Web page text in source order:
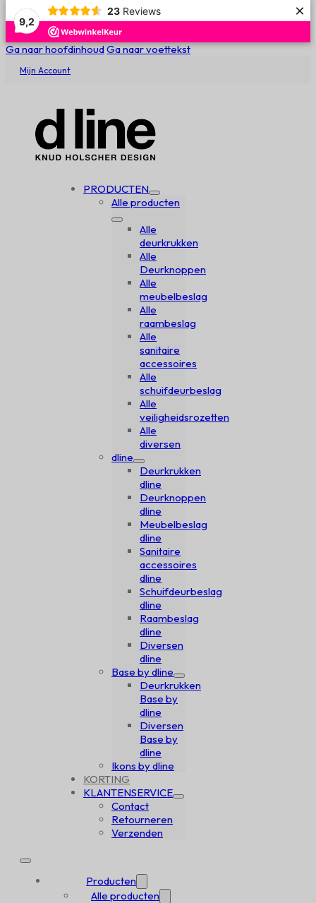
9,2
23 Reviews ×
Ga naar hoofdinhoudGa naar voettekst
Mijn Account
PRODUCTEN
Alle producten
Alle
deurkrukken
Alle
Deurknoppen
Alle
meubelbeslag
Alle
raambeslag
Alle
sanitaire
accessoires
Alle
schuifdeurbeslag
Alle
veiligheidsrozetten
Alle
diversen
dline
Deurkrukken
dline
Deurknoppen
dline
Meubelbeslag
dline
Sanitaire
accessoires
dline
Schuifdeurbeslag
dline
Raambeslag
dline
Diversen
dline
Base by dline
Deurkrukken
Base by
dline
Diversen
Base by
dline
Ikons by dline
KORTING
KLANTENSERVICE
Contact
Retourneren
Verzenden
Producten
Alle producten